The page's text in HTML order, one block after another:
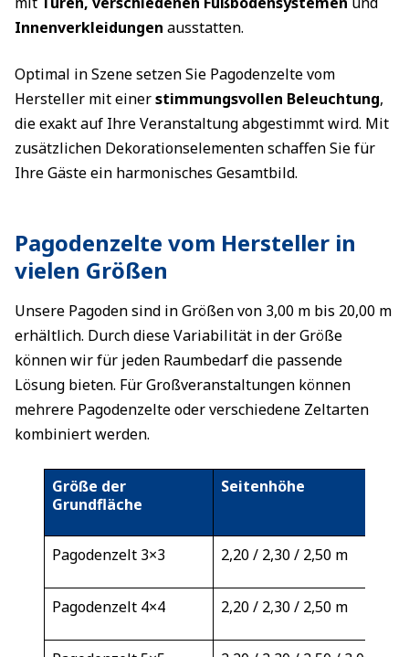
Innenverkleidungen ausstatten.
Optimal in Szene setzen Sie Pagodenzelte vom
Hersteller mit einerstimmungsvollen Beleuchtung,
die exakt auf Ihre Veranstaltung abgestimmt wird. Mit
zusätzlichen Dekorationselementen schaffen Sie für
Ihre Gäste ein harmonisches Gesamtbild.
Pagodenzelte vom Hersteller in
vielen Größen
Unsere Pagoden sind in Größen von 3,00 m bis 20,00 m
erhältlich. Durch diese Variabilität in der Größe
können wir für jeden Raumbedarf die passende
Lösung bieten. Für Großveranstaltungen können
mehrere Pagodenzelte oder verschiedene Zeltarten
kombiniert werden.
Größe der
Grundfläche
Seitenhöhe
Pagodenzelt 3×3 2,20 / 2,30 / 2,50 m
Pagodenzelt 4×4 2,20 / 2,30 / 2,50 m